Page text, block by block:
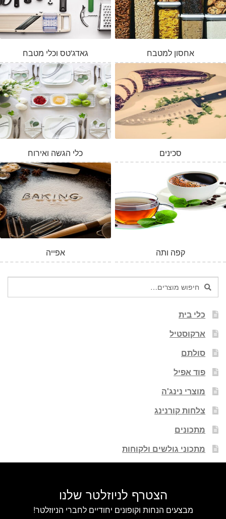
המלאי אזל
גאדג'טס וכלי מטבח אחסון למטבח
כלי הגשה ואירוח סכינים
אפייה קפה ותה
חיפוש
עבור:
חיפוש
כלי בית
ארקוסטיל
סולתם
פוד אפיל
מוצרי נינג'ה
צלחות קורנינג
מתכונים
מתכוני גולשים ולקוחות
הצטרף לניוזלטר שלנו
מבצעים הנחות וקופונים יחודיים לחברי הניוזלטר!